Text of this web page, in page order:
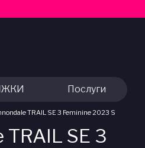
Послуги
TRAIL SE 3 Feminine 2023 S
SE 3